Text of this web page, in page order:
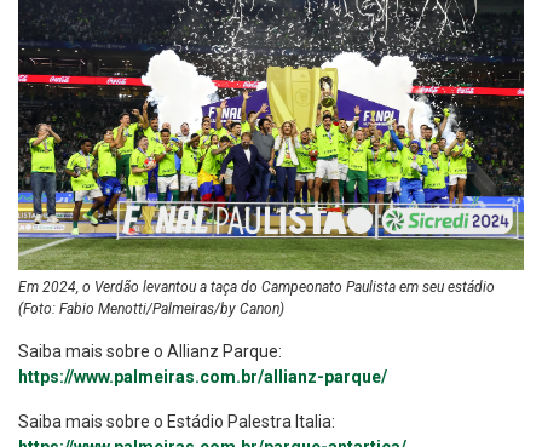
Em 2024, o Verdão levantou a taça do Campeonato Paulista em seu estádio
(Foto: Fabio Menotti/Palmeiras/by Canon)
Saiba mais sobre o Allianz Parque:
https://www.palmeiras.com.br/allianz-parque/
Saiba mais sobre o Estádio Palestra Italia: